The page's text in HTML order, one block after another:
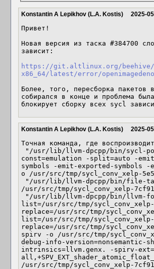
Konstantin A Lepikhov (L.A. Kostis) 2025-
Привет!
Новая версия из таска #384700
зависит:
https://git.altlinux.org/beehive/
x86_64/latest/error/
Более, того, пересборка пакетов
собирался в конце и проблема
блокирует сборку всех sycl
Konstantin A Lepikhov (L.A. Kostis) 2025-
Точная команда, где
const=emulation -split=auto -
symbols -emit-exported-symbols
o /usr/src/tmp/sycl_conv_xelp-
/usr/src/tmp/sycl_conv_xelp-
list=/usr/src/tmp/
replace=/usr/src/tmp/
list=/usr/src/tmp/
replace=/usr/src/tmp/
spirv -o /usr/src/tmp/
debug-info-version=nonsemantic-
intrinsics=llvm.genx. -spirv-
/usr/src/tmp/sycl_conv_xelp-